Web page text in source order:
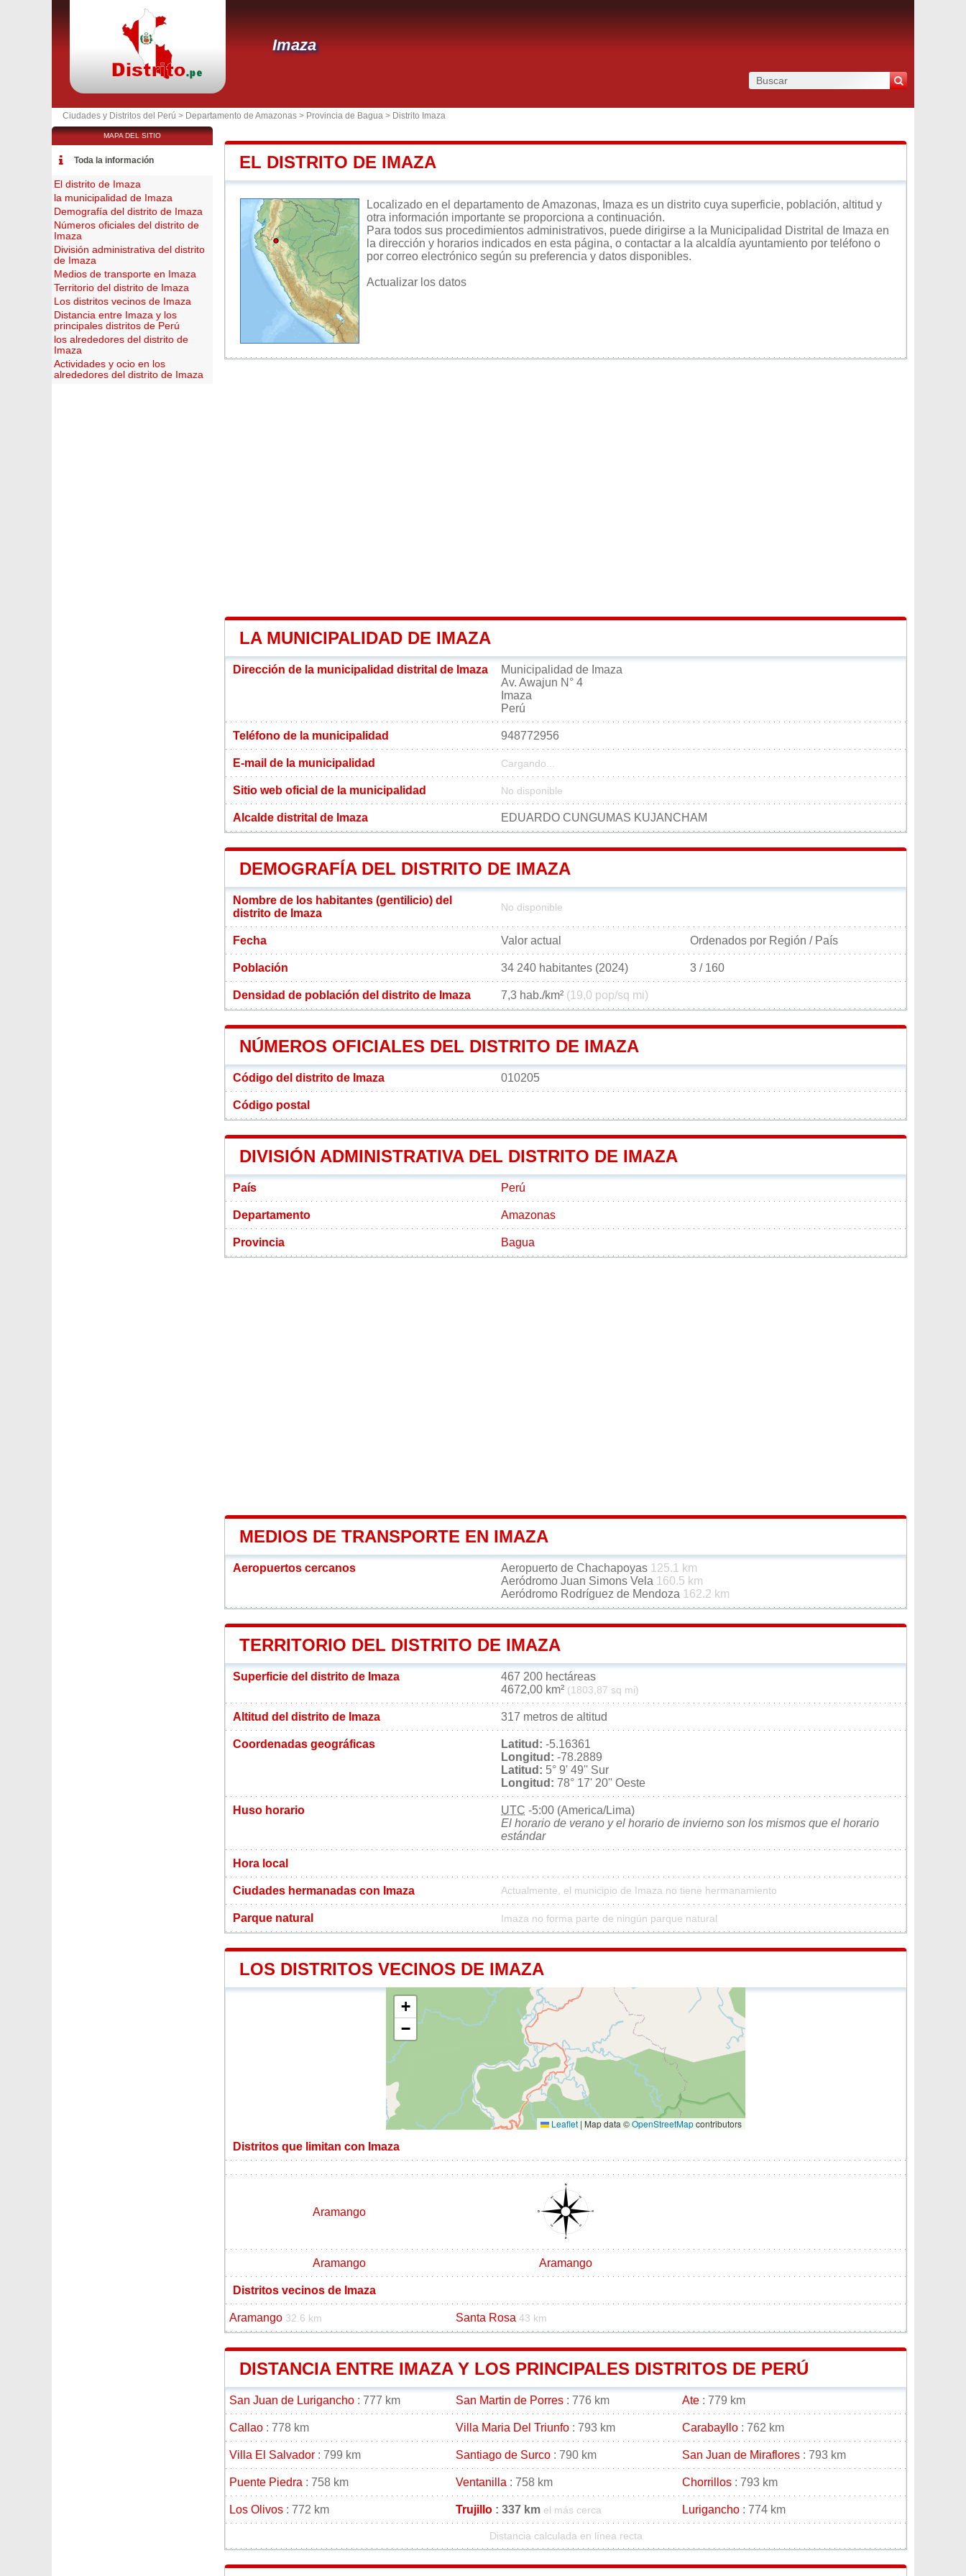
Imaza
Ciudades y Distritos del Perú > Departamento de Amazonas > Provincia de Bagua > Distrito Imaza
EL DISTRITO DE IMAZA
Localizado en el departamento de Amazonas, Imaza es un distrito cuya superficie, población, altitud y
otra información importante se proporciona a continuación.
Para todos sus procedimientos administrativos, puede dirigirse a la Municipalidad Distrital de Imaza en
la dirección y horarios indicados en esta página, o contactar a la alcaldía ayuntamiento por teléfono o
por correo electrónico según su preferencia y datos disponibles.
Actualizar los datos
LA MUNICIPALIDAD DE IMAZA
Dirección de la municipalidad distrital de Imaza
Municipalidad de Imaza
Av. Awajun N° 4
Imaza
Perú
Teléfono de la municipalidad 948772956
E-mail de la municipalidad Cargando...
Sitio web oficial de la municipalidad No disponible
Alcalde distrital de Imaza EDUARDO CUNGUMAS KUJANCHAM
DEMOGRAFÍA DEL DISTRITO DE IMAZA
Nombre de los habitantes (gentilicio) del
distrito de Imaza
No disponible
Fecha Valor actual Ordenados por Región / País
Población 34 240 habitantes (2024) 3 / 160
Densidad de población del distrito de Imaza 7,3 hab./km² (19,0 pop/sq mi)
NÚMEROS OFICIALES DEL DISTRITO DE IMAZA
Código del distrito de Imaza 010205
Código postal
DIVISIÓN ADMINISTRATIVA DEL DISTRITO DE IMAZA
País Perú
Departamento Amazonas
Provincia Bagua
MEDIOS DE TRANSPORTE EN IMAZA
Aeropuertos cercanos Aeropuerto de Chachapoyas 125.1 km
Aeródromo Juan Simons Vela 160.5 km
Aeródromo Rodríguez de Mendoza 162.2 km
TERRITORIO DEL DISTRITO DE IMAZA
Superficie del distrito de Imaza
467 200 hectáreas
4672,00 km² (1803,87 sq mi)
Altitud del distrito de Imaza 317 metros de altitud
Coordenadas geográficas Latitud: -5.16361
Longitud: -78.2889
Latitud: 5° 9' 49'' Sur
Longitud: 78° 17' 20'' Oeste
Huso horario UTC -5:00 (America/Lima)
El horario de verano y el horario de invierno son los mismos que el horario
estándar
Hora local
Ciudades hermanadas con Imaza Actualmente, el municipio de Imaza no tiene hermanamiento
Parque natural Imaza no forma parte de ningún parque natural
LOS DISTRITOS VECINOS DE IMAZA
+
−
Leaflet | Map data ©OpenStreetMapcontributors
Distritos que limitan con Imaza
Aramango
Aramango Aramango
Distritos vecinos de Imaza
Aramango 32.6 km Santa Rosa 43 km
DISTANCIA ENTRE IMAZA Y LOS PRINCIPALES DISTRITOS DE PERÚ
San Juan de Lurigancho : 777 km San Martin de Porres : 776 km Ate : 779 km
Callao : 778 km Villa Maria Del Triunfo : 793 km Carabayllo : 762 km
Villa El Salvador : 799 km Santiago de Surco : 790 km San Juan de Miraflores : 793 km
Puente Piedra : 758 km Ventanilla : 758 km Chorrillos : 793 km
Los Olivos : 772 km Trujillo : 337 km el más cerca Lurigancho : 774 km
Distancia calculada en línea recta
MAPA DEL SITIO
Toda la información
El distrito de Imaza
la municipalidad de Imaza
Demografía del distrito de Imaza
Números oficiales del distrito de
Imaza
División administrativa del distrito
de Imaza
Medios de transporte en Imaza
Territorio del distrito de Imaza
Los distritos vecinos de Imaza
Distancia entre Imaza y los
principales distritos de Perú
los alrededores del distrito de
Imaza
Actividades y ocio en los
alrededores del distrito de Imaza